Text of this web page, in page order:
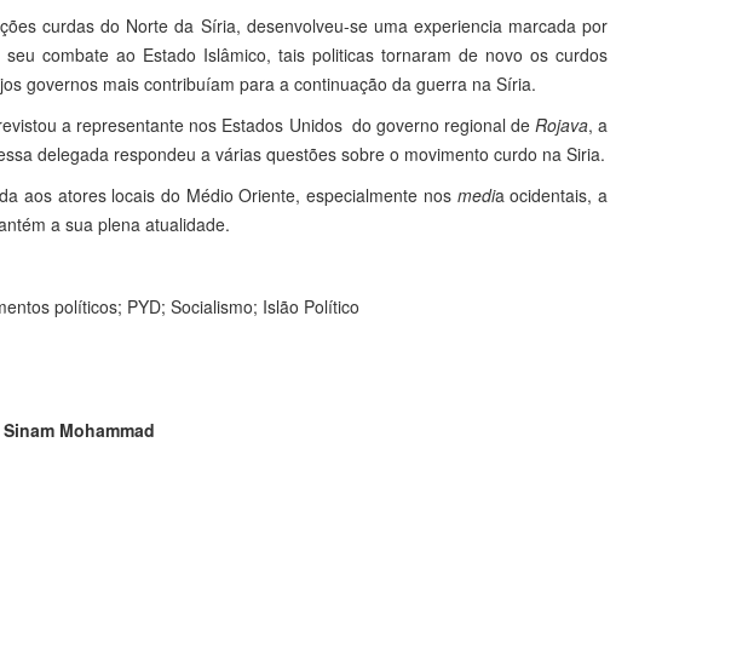
curdas do Norte da Síria, desenvolveu-se uma experiencia marcada por
combate ao Estado Islâmico, tais politicas tornaram de novo os curdos
governos mais contribuíam para a continuação da guerra na Síria.
a representante nos Estados Unidos do governo regional de Rojava, a
delegada respondeu a várias questões sobre o movimento curdo na Siria.
aos atores locais do Médio Oriente, especialmente nos media ocidentais, a
a sua plena atualidade.
políticos; PYD; Socialismo; Islão Político
Mohammad